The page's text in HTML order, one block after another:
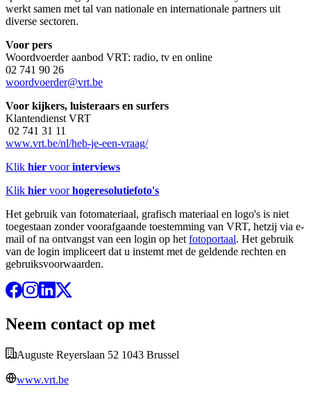
werkt samen met tal van nationale en internationale partners uit
diverse sectoren.
Voor pers
Woordvoerder aanbod VRT: radio, tv en online
02 741 90 26
woordvoerder@vrt.be
Voor kijkers, luisteraars en surfers
Klantendienst VRT
02 741 31 11
www.vrt.be/nl/heb-je-een-vraag/
Klik hier voorinterviews
Klik hier voorhogeresolutiefoto's
Het gebruik van fotomateriaal, grafisch materiaal en logo's is niet
toegestaan zonder voorafgaande toestemming van VRT, hetzij via e-
mail of na ontvangst van een login op het fotoportaal. Het gebruik
van de login impliceert dat u instemt met de geldende rechten en
gebruiksvoorwaarden.
Neem contact op met
Auguste Reyerslaan 52 1043 Brussel
www.vrt.be